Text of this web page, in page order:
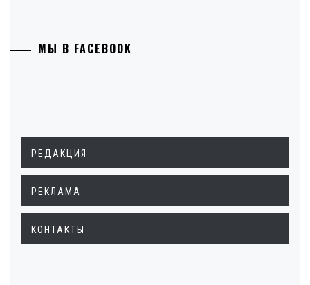
МЫ В FACEBOOK
РЕДАКЦИЯ
РЕКЛАМА
КОНТАКТЫ